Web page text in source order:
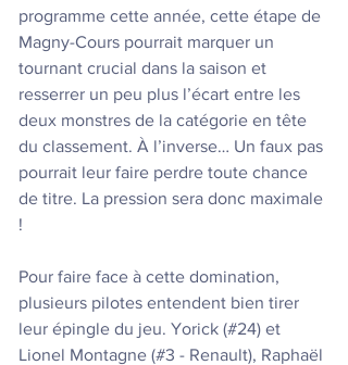
programme cette année, cette étape de
Magny-Cours pourrait marquer un
tournant crucial dans la saison et
resserrer un peu plus l’écart entre les
deux monstres de la catégorie en tête
du classement. À l’inverse… Un faux pas
pourrait leur faire perdre toute chance
de titre. La pression sera donc maximale
!
Pour faire face à cette domination,
plusieurs pilotes entendent bien tirer
leur épingle du jeu. Yorick (#24) et
Lionel Montagne (#3 - Renault), Raphaël